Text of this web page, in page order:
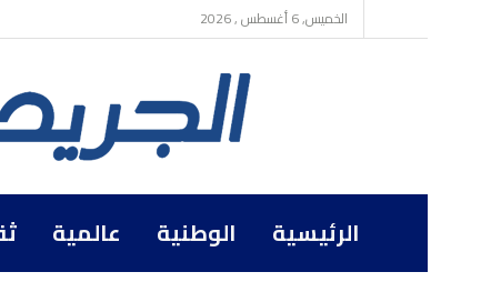
الخميس, 6 أغسطس , 2026
الرئيسية الوطنية عالمية